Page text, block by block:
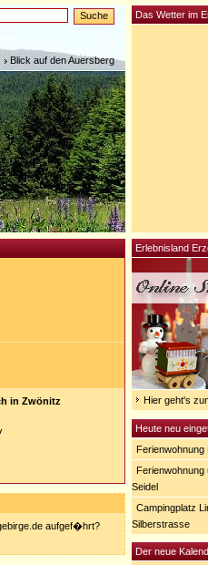
Blick auf den Auersberg
in Zwönitz
aufgef�hrt?
Erlebnisland
Hier geht's
Heute neu
Ferienwohnung
Ferienwohnung
Seidel
Campingplatz
Silberstrasse
Der neue
Das Wetter im